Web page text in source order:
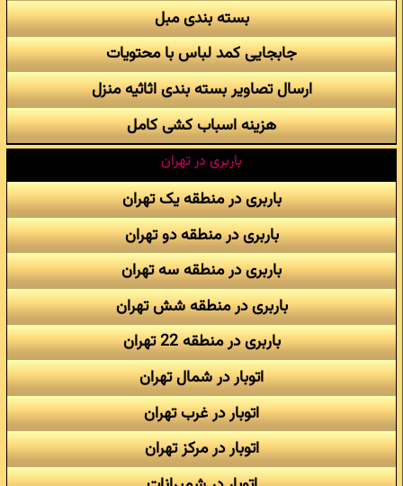
بسته بندی مبل
جابجایی کمد لباس با محتویات
ارسال تصاویر بسته بندی اثاثیه منزل
هزینه اسباب کشی کامل
باربری در تهران
باربری در منطقه یک تهران
باربری در منطقه دو تهران
باربری در منطقه سه تهران
باربری در منطقه شش تهران
باربری در منطقه 22 تهران
اتوبار در شمال تهران
اتوبار در غرب تهران
اتوبار در مرکز تهران